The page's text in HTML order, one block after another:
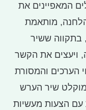
המאפיינים את
מותאמת
בתקווה ששיר
ויעצים את הקשר
הערכים והמסורת
שיר הערש
עם הצעות מעשיות